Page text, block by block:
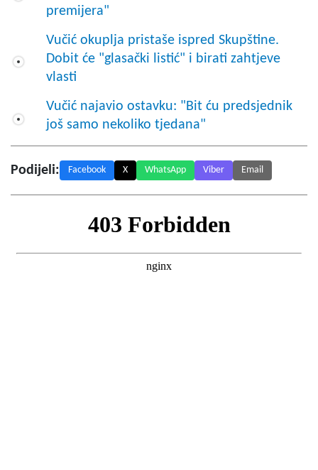
premijera"
Vučić okuplja pristaše ispred Skupštine.
Dobit će "glasački listić" i birati zahtjeve
vlasti
Vučić najavio ostavku: "Bit ću predsjednik
još samo nekoliko tjedana"
Podijeli: Facebook X WhatsApp Viber Email